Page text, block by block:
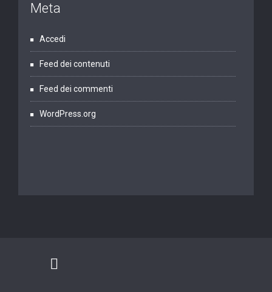
Meta
Accedi
Feed dei contenuti
Feed dei commenti
WordPress.org